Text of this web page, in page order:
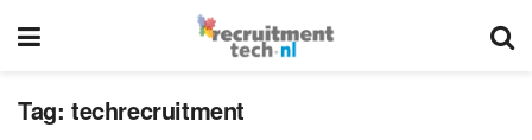
Tag: techrecruitment